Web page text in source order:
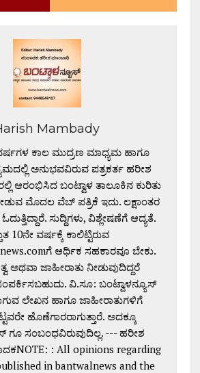
Mambady
ಕಾಲ ಮುದ್ರಣ ಮಾಧ್ಯಮ ಹಾಗೂ
ಅನುಭವವಿರುವ ಪತ್ರಕರ್ತ ಹರೀಶ
ಆರಂಭಿಸಿದ ಬಂಟ್ವಾಳ ತಾಲೂಕಿನ ಕುರಿತು
ಮೊದಲ ವೆಬ್ ಪತ್ರಿಕೆ ಇದು. ಲಕ್ಷಾಂತರ
ಸುದ್ದಿಗಳು, ವಿಶ್ಲೇಷಣೆಗೆ ಆದ್ಯತೆ.
10ನೇ ವರ್ಷಕ್ಕೆ ಕಾಲಿಟ್ಟಿರುವ
ಆರ್ಥಿಕ ಸಹಕಾರವೂ ಬೇಕು.
ಅಥವಾ ಜಾಹೀರಾತು ನೀಡುವುದಿದ್ದರೆ
ವಿ.ಸೂ: ಬಂಟ್ವಾಳನ್ಯೂಸ್
ಲೇಖನ ಹಾಗೂ ಜಾಹೀರಾತುಗಳಿಗೆ
ಹೊಣೆಗಾರರಾಗುತ್ತಾರೆ. ಅದಕ್ಕೂ
ಗೂ ಸಂಬಂಧವಿರುವುದಿಲ್ಲ. --- ಹರೀಶ
: All opinions regarding
in bantwalnews and the